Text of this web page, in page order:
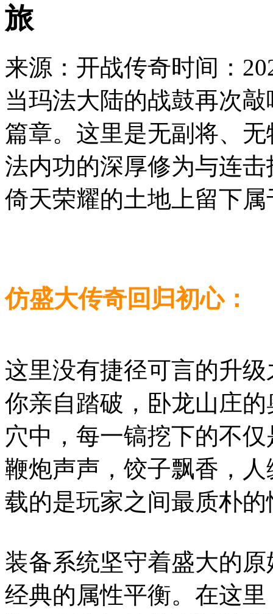
旅
来源：开战传奇时间：
当玛法大陆的战鼓再次
篇章。这里是无副将、
法内功的深厚修为与连
倚天荣耀的土地上留下
仿盛大传奇回归初心：
这里没有捷径可言的升
你亲自踏破，卧龙山庄
穴中，每一镐挖下的不
鞭炮声声，饺子飘香，
载的是玩家之间最质朴的
装备系统坚守着盛大的
经典的属性平衡。在这